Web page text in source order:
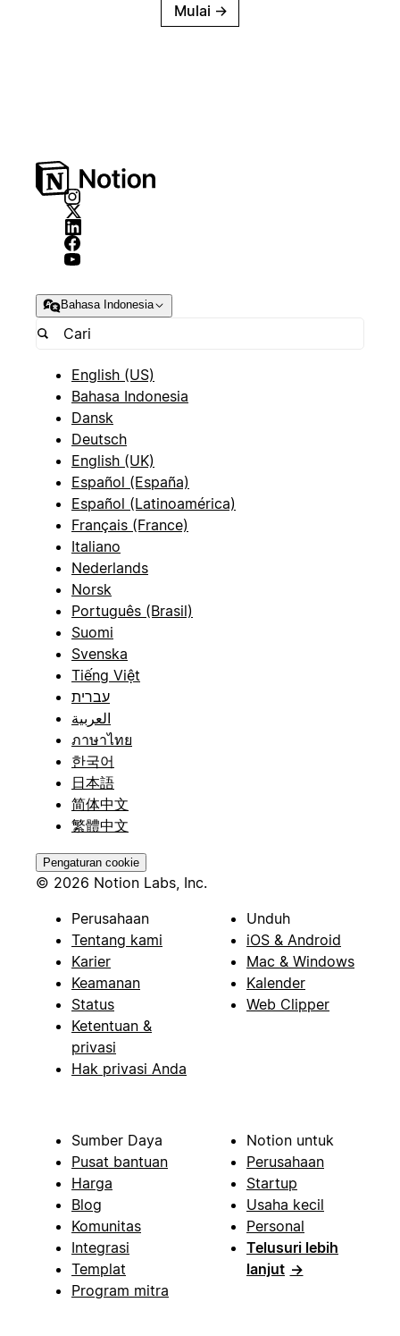
Mulai →
Bahasa Indonesia
English (US)
Bahasa Indonesia
Dansk
Deutsch
English (UK)
Español (España)
Español (Latinoamérica)
Français (France)
Italiano
Nederlands
Norsk
Português (Brasil)
Suomi
Svenska
Tiếng Việt
עברית
العربية
ภาษาไทย
한국어
日本語
简体中文
繁體中文
Pengaturan cookie
© 2026 Notion Labs, Inc.
Perusahaan
Tentang kami
Karier
Keamanan
Status
Ketentuan &
privasi
Hak privasi Anda
Unduh
iOS & Android
Mac & Windows
Kalender
Web Clipper
Sumber Daya
Pusat bantuan
Harga
Blog
Komunitas
Integrasi
Templat
Program mitra
Notion untuk
Perusahaan
Startup
Usaha kecil
Personal
Telusuri lebih
lanjut →